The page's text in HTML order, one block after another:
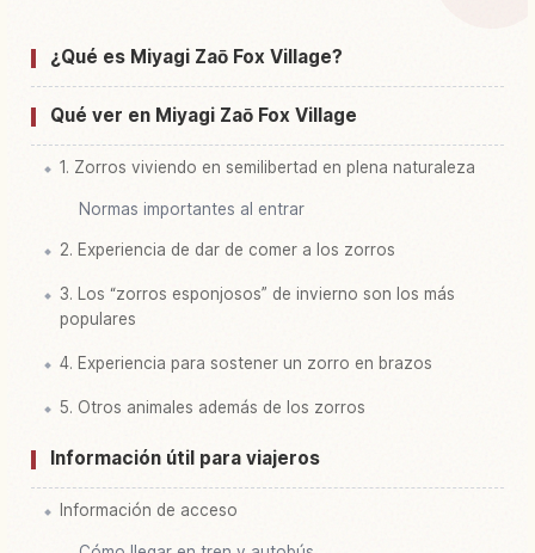
↗
¿Qué es Miyagi Zaō Fox Village?
Qué ver en Miyagi Zaō Fox Village
1. Zorros viviendo en semilibertad en plena naturaleza
Normas importantes al entrar
2. Experiencia de dar de comer a los zorros
3. Los “zorros esponjosos” de invierno son los más
populares
4. Experiencia para sostener un zorro en brazos
5. Otros animales además de los zorros
Información útil para viajeros
Información de acceso